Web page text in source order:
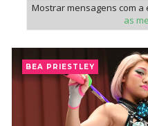
Recomeço na AEW:
Jon Moxley salvou a
junto dos fãs
Aug 07 2026
Mostrar mensagens com a
as
BEA PRIESTLEY